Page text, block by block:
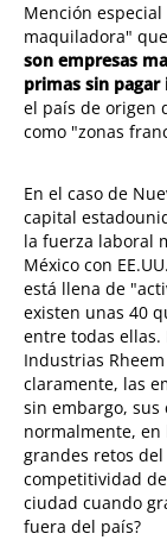
Mención
maquiladora"
son empresas
primas sin
el país de origen
como "zonas
En el caso de
capital
la fuerza laboral
México con
está llena de
existen unas 40
entre todas ellas.
Industrias
claramente, las
sin embargo, sus
normalmente, en
grandes retos
competitividad
ciudad cuando
fuera del país?